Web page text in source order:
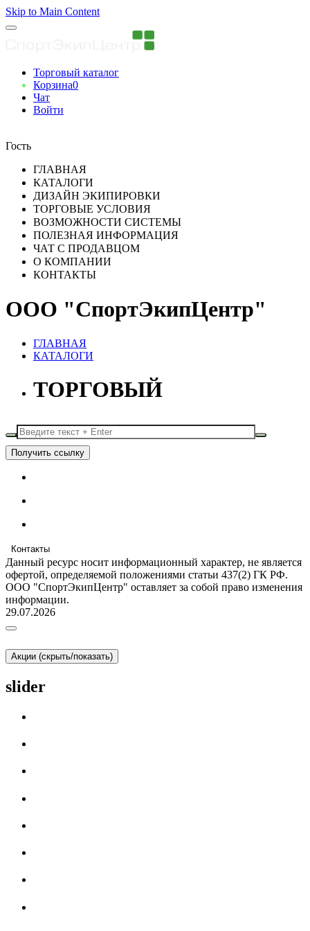
Skip to Main Content
Торговый каталог
Корзина0
Чат
Войти
Гость
ГЛАВНАЯ
КАТАЛОГИ
ДИЗАЙН ЭКИПИРОВКИ
ТОРГОВЫЕ УСЛОВИЯ
ВОЗМОЖНОСТИ СИСТЕМЫ
ПОЛЕЗНАЯ ИНФОРМАЦИЯ
ЧАТ С ПРОДАВЦОМ
О КОМПАНИИ
КОНТАКТЫ
ООО "СпортЭкипЦентр"
ГЛАВНАЯ
КАТАЛОГИ
ТОРГОВЫЙ
Получить ссылку
Контакты
Данный ресурс носит информационный характер, не является
офертой, определяемой положениями статьи 437(2) ГК РФ.
ООО "СпортЭкипЦентр" оставляет за собой право изменения
информации.
29.07.2026
Акции (скрыть/показать)
slider